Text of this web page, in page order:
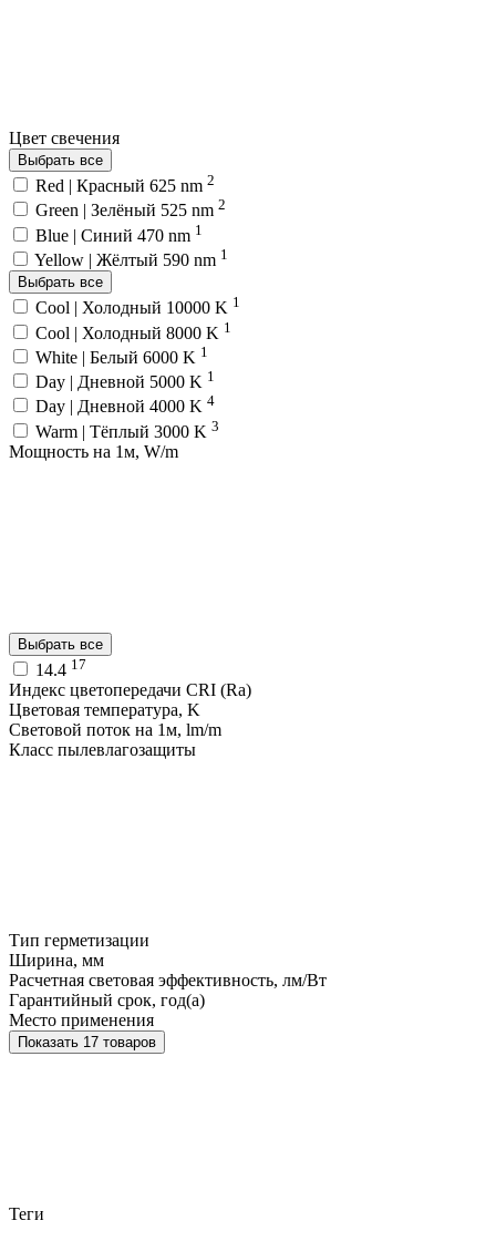
Цвет свечения
Выбрать все
Red | Красный 625 nm 2
Green | Зелёный 525 nm 2
Blue | Синий 470 nm 1
Yellow | Жёлтый 590 nm 1
Выбрать все
Cool | Холодный 10000 K 1
Cool | Холодный 8000 K 1
White | Белый 6000 K 1
Day | Дневной 5000 K 1
Day | Дневной 4000 K 4
Warm | Тёплый 3000 K 3
Мощность на 1м, W/m
Выбрать все
14.4 17
Индекс цветопередачи CRI (Ra)
Цветовая температура, K
Световой поток на 1м, lm/m
Класс пылевлагозащиты
Тип герметизации
Ширина, мм
Расчетная световая эффективность, лм/Вт
Гарантийный срок, год(а)
Место применения
Показать 17 товаров
Теги